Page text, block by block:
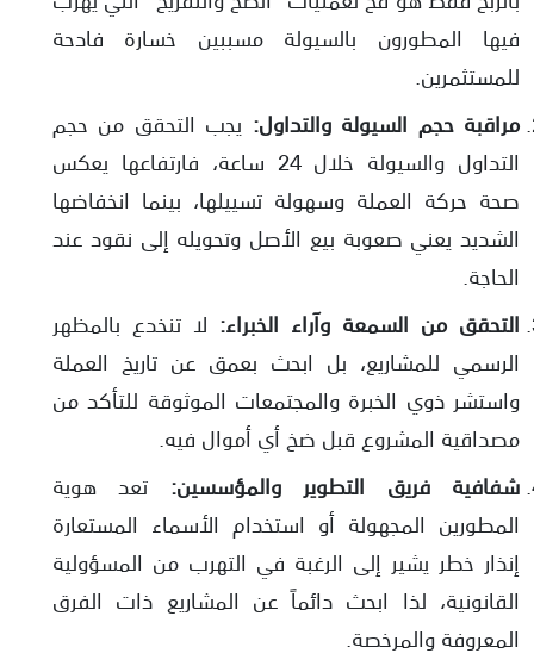
فيها المطورون بالسيولة مسببين خسارة فادحة
للمستثمرين.
مراقبة حجم السيولة والتداول: يجب التحقق من حجم
التداول والسيولة خلال 24 ساعة، فارتفاعها يعكس
صحة حركة العملة وسهولة تسييلها، بينما انخفاضها
الشديد يعني صعوبة بيع الأصل وتحويله إلى نقود عند
الحاجة.
التحقق من السمعة وآراء الخبراء: لا تنخدع بالمظهر
الرسمي للمشاريع، بل ابحث بعمق عن تاريخ العملة
واستشر ذوي الخبرة والمجتمعات الموثوقة للتأكد من
مصداقية المشروع قبل ضخ أي أموال فيه.
شفافية فريق التطوير والمؤسسين: تعد هوية
المطورين المجهولة أو استخدام الأسماء المستعارة
إنذار خطر يشير إلى الرغبة في التهرب من المسؤولية
القانونية، لذا ابحث دائماً عن المشاريع ذات الفرق
المعروفة والمرخصة.